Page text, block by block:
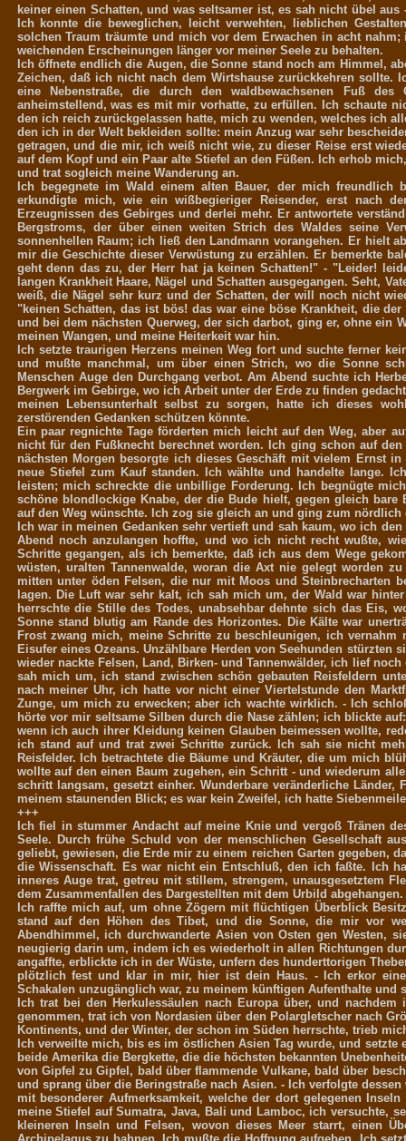
keiner einen Schatten, und was seltsamer ist, es sah nicht übel
Ich konnte die beweglichen, leicht verwehten, lieblichen
solchen Traum träumte und mich vor dem Erwachen in acht
weichenden Erscheinungen länger vor meiner Seele zu behalten.
Ich öffnete endlich die Augen, die Sonne stand noch am Himmel,
Zeichen, daß ich nicht nach dem Wirtshause zurückkehren
eine Nebenstraße, die durch den waldbewachsenen Fuß
anheimstellend, was es mit mir vorhatte, zu erfüllen. Ich schaute
den ich reich zurückgelassen hatte, mich zu wenden, welches ich
den ich in der Welt bekleiden sollte: mein Anzug war sehr
getragen, und die mir, ich weiß nicht wie, zu dieser Reise erst
auf dem Kopf und ein Paar alte Stiefel an den Füßen. Ich erhob
und trat sogleich meine Wanderung an.
Ich begegnete im Wald einem alten Bauer, der mich
erkundigte mich, wie ein wißbegieriger Reisender, erst nach
Erzeugnissen des Gebirges und derlei mehr. Er antwortete
Bergstroms, der über einen weiten Strich des Waldes seine
sonnenhellen Raum; ich ließ den Landmann vorangehen. Er hielt
mir die Geschichte dieser Verwüstung zu erzählen. Er bemerkte
geht denn das zu, der Herr hat ja keinen Schatten!" - "Leider!
langen Krankheit Haare, Nägel und Schatten ausgegangen. Seht,
weiß, die Nägel sehr kurz und der Schatten, der will noch nicht
"keinen Schatten, das ist bös! das war eine böse Krankheit, die
und bei dem nächsten Querweg, der sich darbot, ging er, ohne ein
meinen Wangen, und meine Heiterkeit war hin.
Ich setzte traurigen Herzens meinen Weg fort und suchte ferner
und mußte manchmal, um über einen Strich, wo die Sonne
Menschen Auge den Durchgang verbot. Am Abend suchte ich
Bergwerk im Gebirge, wo ich Arbeit unter der Erde zu finden
meinen Lebensunterhalt selbst zu sorgen, hatte ich dieses
zerstörenden Gedanken schützen könnte.
Ein paar regnichte Tage förderten mich leicht auf den Weg, aber
nicht für den Fußknecht berechnet worden. Ich ging schon auf
nächsten Morgen besorgte ich dieses Geschäft mit vielem Ernst
neue Stiefel zum Kauf standen. Ich wählte und handelte lange.
leisten; mich schreckte die unbillige Forderung. Ich begnügte
schöne blondlockige Knabe, der die Bude hielt, gegen gleich
auf den Weg wünschte. Ich zog sie gleich an und ging zum nördlich
Ich war in meinen Gedanken sehr vertieft und sah kaum, wo ich
Abend noch anzulangen hoffte, und wo ich nicht recht wußte,
Schritte gegangen, als ich bemerkte, daß ich aus dem Wege
wüsten, uralten Tannenwalde, woran die Axt nie gelegt worden
mitten unter öden Felsen, die nur mit Moos und Steinbrecharten
lagen. Die Luft war sehr kalt, ich sah mich um, der Wald war
herrschte die Stille des Todes, unabsehbar dehnte sich das Eis,
Sonne stand blutig am Rande des Horizontes. Die Kälte war
Frost zwang mich, meine Schritte zu beschleunigen, ich
Eisufer eines Ozeans. Unzählbare Herden von Seehunden
wieder nackte Felsen, Land, Birken- und Tannenwälder, ich lief
sah mich um, ich stand zwischen schön gebauten Reisfeldern
nach meiner Uhr, ich hatte vor nicht einer Viertelstunde den
Zunge, um mich zu erwecken; aber ich wachte wirklich. - Ich
hörte vor mir seltsame Silben durch die Nase zählen; ich blickte
wenn ich auch ihrer Kleidung keinen Glauben beimessen wollte,
ich stand auf und trat zwei Schritte zurück. Ich sah sie nicht
Reisfelder. Ich betrachtete die Bäume und Kräuter, die um mich
wollte auf den einen Baum zugehen, ein Schritt - und wiederum
schritt langsam, gesetzt einher. Wunderbare veränderliche
meinem staunenden Blick; es war kein Zweifel, ich hatte
+++
Ich fiel in stummer Andacht auf meine Knie und vergoß Tränen
Seele. Durch frühe Schuld von der menschlichen Gesellschaft
geliebt, gewiesen, die Erde mir zu einem reichen Garten gegeben,
die Wissenschaft. Es war nicht ein Entschluß, den ich faßte. Ich
inneres Auge trat, getreu mit stillem, strengem, unausgesetztem
dem Zusammenfallen des Dargestellten mit dem Urbild abgehangen.
Ich raffte mich auf, um ohne Zögern mit flüchtigen Überblick
stand auf den Höhen des Tibet, und die Sonne, die mir vor
Abendhimmel, ich durchwanderte Asien von Osten gen
neugierig darin um, indem ich es wiederholt in allen Richtungen
angaffte, erblickte ich in der Wüste, unfern des hunderttorigen
plötzlich fest und klar in mir, hier ist dein Haus. - Ich erkor
Schakalen unzugänglich war, zu meinem künftigen Aufenthalte und
Ich trat bei den Herkulessäulen nach Europa über, und
genommen, trat ich von Nordasien über den Polargletscher nach
Kontinents, und der Winter, der schon im Süden herrschte, trieb
Ich verweilte mich, bis es im östlichen Asien Tag wurde, und
beide Amerika die Bergkette, die die höchsten bekannten
von Gipfel zu Gipfel, bald über flammende Vulkane, bald über
und sprang über die Beringstraße nach Asien. - Ich verfolgte
mit besonderer Aufmerksamkeit, welche der dort gelegenen
meine Stiefel auf Sumatra, Java, Bali und Lamboc, ich versuchte,
kleineren Inseln und Felsen, wovon dieses Meer starrt, einen